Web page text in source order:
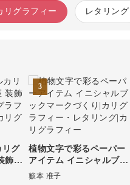
囲気に仕上がります。パソコン
リグラフィー レタリング
リグ
飾イ
3
植物文字で彩るペーパー
アイテム イニシャルブッ
クマークづくり
籔本 准子